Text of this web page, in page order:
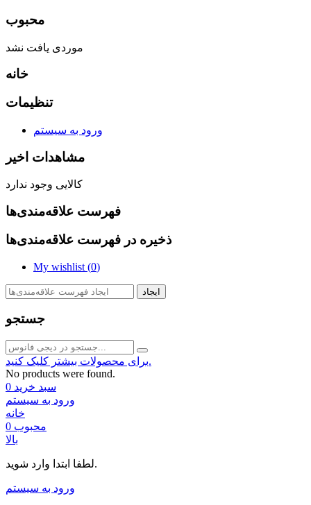
محبوب
موردی یافت نشد
خانه
تنظیمات
ورود به سیستم
مشاهدات اخیر
کالایی وجود ندارد
فهرست علاقه‌مندی‌ها
ذخیره در فهرست علاقه‌مندی‌ها
My wishlist (0)
ایجاد
جستجو
برای محصولات بیشتر کلیک کنید.
No products were found.
سبد خرید 0
ورود به سیستم
خانه
محبوب 0
بالا
لطفا ابتدا وارد شوید.
ورود به سیستم